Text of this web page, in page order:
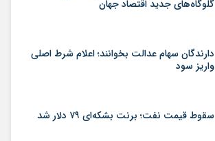
گلوگاه‌های جدید اقتصاد جهان
دارندگان سهام عدالت بخوانند؛ اعلام شرط اصلی
واریز سود
سقوط قیمت نفت؛ برنت بشکه‌ای ۷۹ دلار شد